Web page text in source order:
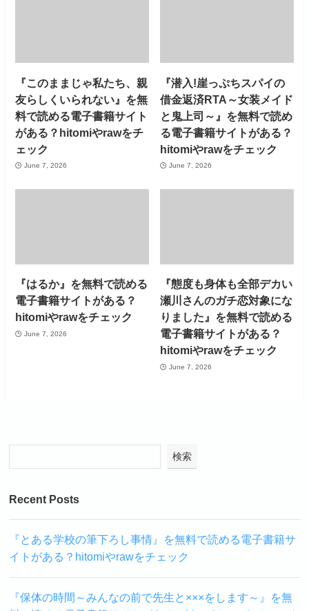
『このままじゃ私たち、親
友らしくいられない』を無
料で読める電子書籍サイト
がある？hitomiやrawをチ
ェック
June 7, 2026
『潜入!崖っぷちスパイの
借金返済RTA～女装メイド
と鬼上司～』を無料で読め
る電子書籍サイトがある？
hitomiやrawをチェック
June 7, 2026
『はるか』を無料で読める
電子書籍サイトがある？
hitomiやrawをチェック
June 7, 2026
『態度も身体も全部デカい
瀬川さんのガチ恋対象にな
りました』を無料で読める
電子書籍サイトがある？
hitomiやrawをチェック
June 7, 2026
検索
Recent Posts
『とある学校の筆下ろし事情』を無料で読める電子書籍サ
イトがある？hitomiやrawをチェック
『保体の時間～みんなの前で先生と×××をします～』を無